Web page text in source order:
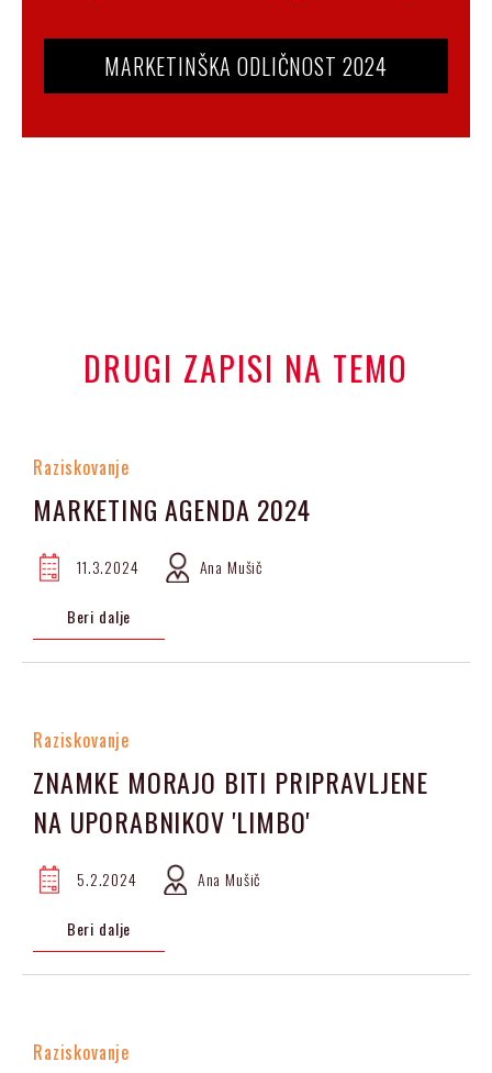
MARKETINŠKA ODLIČNOST 2024
DRUGI ZAPISI NA TEMO
Raziskovanje
MARKETING AGENDA 2024
11.3.2024 Ana Mušič
Beri dalje
Raziskovanje
ZNAMKE MORAJO BITI PRIPRAVLJENE
NA UPORABNIKOV 'LIMBO'
5.2.2024 Ana Mušič
Beri dalje
Raziskovanje